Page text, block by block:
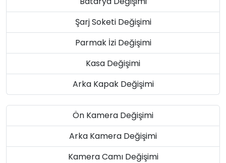
Şarj Soketi Değişimi
Parmak İzi Değişimi
Kasa Değişimi
Arka Kapak Değişimi
Ön Kamera Değişimi
Arka Kamera Değişimi
Kamera Camı Değişimi